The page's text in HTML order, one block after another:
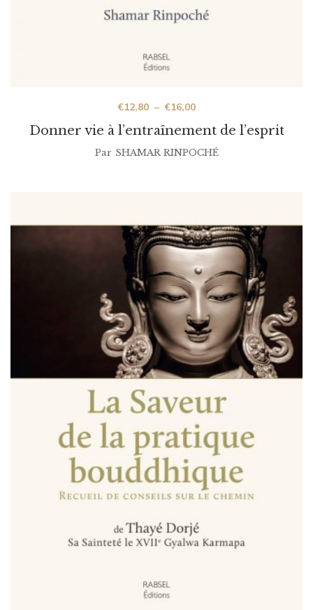
Donner vie à l’entraînement de l’esprit
€12,80 – €16,00
Par SHAMAR RINPOCHÉ